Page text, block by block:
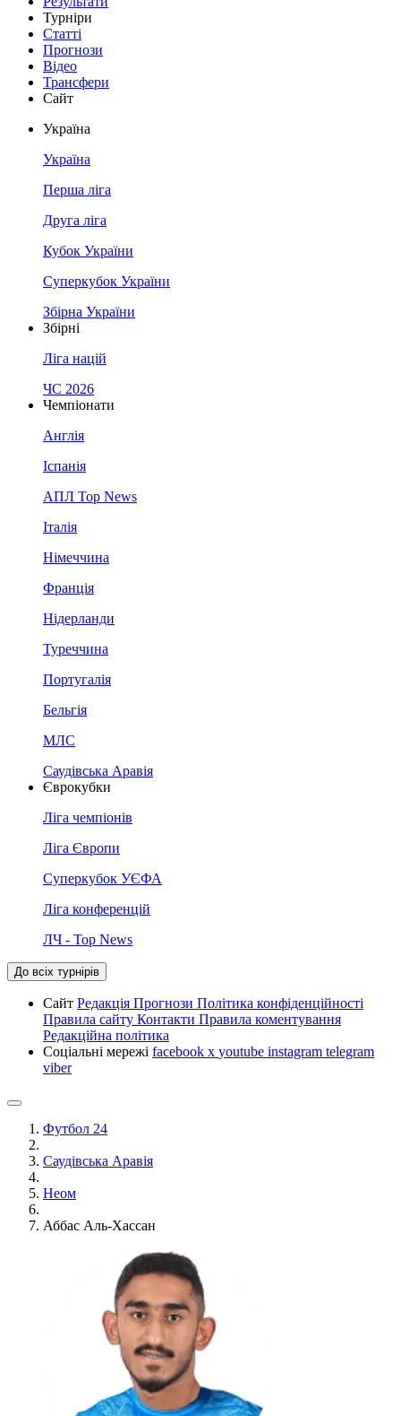
Турніри
Статті
Прогнози
Відео
Трансфери
Сайт
Україна
Україна
Перша ліга
Друга ліга
Кубок України
Суперкубок України
Збірна України
Збірні
Ліга націй
ЧС 2026
Чемпіонати
Англія
Іспанія
АПЛ Top News
Італія
Німеччина
Франція
Нідерланди
Туреччина
Португалія
Бельгія
МЛС
Саудівська Аравія
Єврокубки
Ліга чемпіонів
Ліга Європи
Суперкубок УЄФА
Ліга конференцій
ЛЧ - Top News
До всіх турнірів
Сайт Редакція Прогнози Політика конфіденційності
Правила сайту Контакти Правила коментування
Редакційна політика
Соціальні мережі facebook x youtube instagram telegram
viber
Футбол 24
Саудівська Аравія
Неом
Аббас Аль-Хассан